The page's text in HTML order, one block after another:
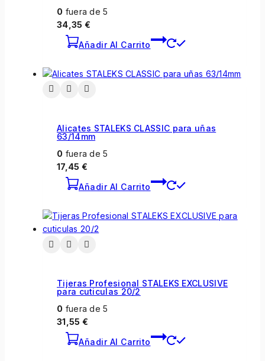
0 fuera de 5
34,35 €
Añadir Al Carrito
Alicates STALEKS CLASSIC para uñas
63/14mm
0 fuera de 5
17,45 €
Añadir Al Carrito
Tijeras Profesional STALEKS EXCLUSIVE
para cuticulas 20/2
0 fuera de 5
31,55 €
Añadir Al Carrito